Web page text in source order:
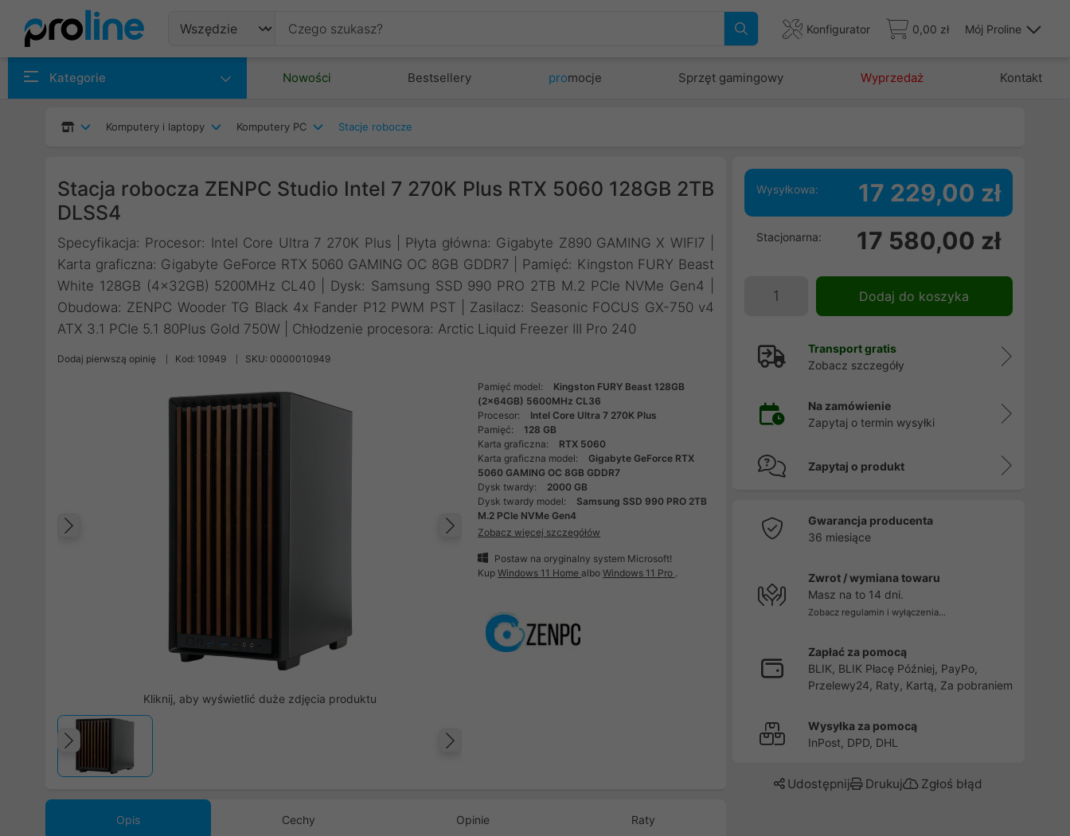
Konfigurator 0,00 zł Mój Proline
Kategorie Nowości Bestsellery promocje Sprzęt gamingowy Wyprzedaż Kontakt
Komputery i laptopy Komputery PC Stacje robocze
Stacja robocza ZENPC Studio Intel 7 270K Plus RTX 5060 128GB 2TB
DLSS4
Specyfikacja: Procesor: Intel Core Ultra 7 270K Plus | Płyta główna: Gigabyte Z890 GAMING X WIFI7 |
Karta graficzna: Gigabyte GeForce RTX 5060 GAMING OC 8GB GDDR7 | Pamięć: Kingston FURY Beast
White 128GB (4x32GB) 5200MHz CL40 | Dysk: Samsung SSD 990 PRO 2TB M.2 PCIe NVMe Gen4 |
Obudowa: ZENPC Wooder TG Black 4x Fander P12 PWM PST | Zasilacz: Seasonic FOCUS GX-750 v4
ATX 3.1 PCIe 5.1 80Plus Gold 750W | Chłodzenie procesora: Arctic Liquid Freezer III Pro 240
Dodaj pierwszą opinię Kod: 10949 SKU: 0000010949
Następny
Kliknij, aby wyświetlić duże zdjęcia produktu
Poprzedni
Pamięć model:
Kingston FURY Beast 128GB
(2x64GB) 5600MHz CL36
Procesor:
Intel Core Ultra 7 270K Plus
Pamięć:
128 GB
Karta graficzna:
RTX 5060
Karta graficzna model:
Gigabyte GeForce RTX
5060 GAMING OC 8GB GDDR7
Dysk twardy:
2000 GB
Dysk twardy model:
Samsung SSD 990 PRO 2TB
M.2 PCIe NVMe Gen4
Zobacz więcej szczegółów
Postaw na oryginalny system Microsoft!
KupWindows 11 HomealboWindows 11 Pro .
Opis Cechy Opinie Raty
Wysyłkowa: 17 229,00 zł
Stacjonarna: 17 580,00 zł
Dodaj do koszyka
Transport gratis
Zobacz szczegóły
Na zamówienie
Zapytaj o termin wysyłki
Zapytaj o produkt
Gwarancja producenta
36 miesiące
Zwrot / wymiana towaru
Masz na to 14 dni.
Zobacz regulamin i wyłączenia...
Zapłać za pomocą
BLIK, BLIK Płacę Później, PayPo,
Przelewy24, Raty, Kartą, Za pobraniem
Wysyłka za pomocą
InPost, DPD, DHL
Udostępnij Drukuj Zgłoś błąd